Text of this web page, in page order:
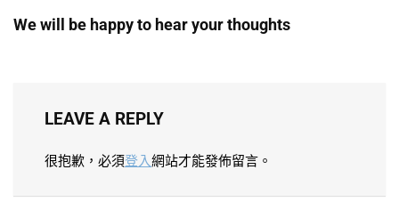
We will be happy to hear your thoughts
LEAVE A REPLY
很抱歉，必須登入網站才能發佈留言。